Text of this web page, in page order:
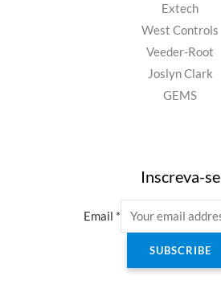
Extech
West Controls
Veeder-Root
Joslyn Clark
GEMS
Inscreva-se
Email *
SUBSCRIBE